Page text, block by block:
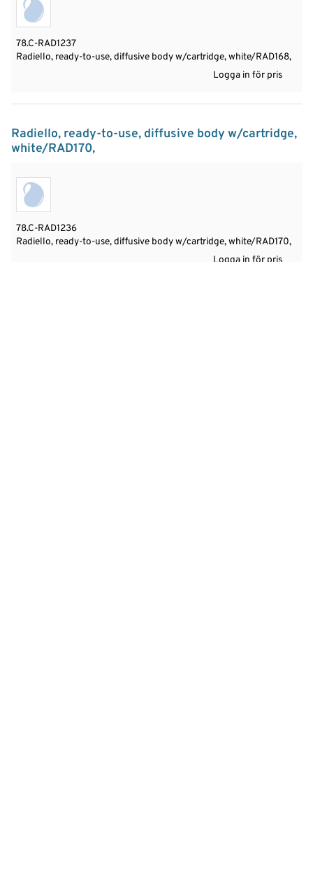
78.C-RAD1237
Radiello, ready-to-use, diffusive body w/cartridge, white/RAD168,
Logga in för pris
Radiello, ready-to-use, diffusive body w/cartridge,
white/RAD170,
78.C-RAD1236
Radiello, ready-to-use, diffusive body w/cartridge, white/RAD170,
Logga in för pris